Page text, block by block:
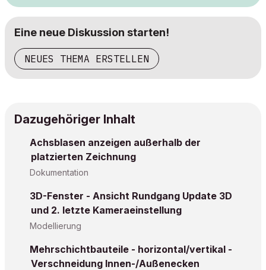
Eine neue Diskussion starten!
NEUES THEMA ERSTELLEN
Dazugehöriger Inhalt
Achsblasen anzeigen außerhalb der
platzierten Zeichnung
Dokumentation
3D-Fenster - Ansicht Rundgang Update 3D
und 2. letzte Kameraeinstellung
Modellierung
Mehrschichtbauteile - horizontal/vertikal -
Verschneidung Innen-/Außenecken